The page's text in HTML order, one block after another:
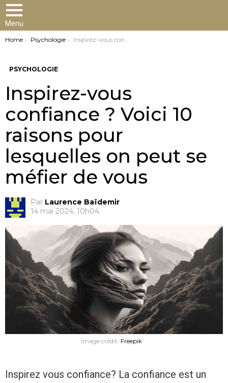
Menu
You are here:
Home Psychologie Inspirez-vous confiance ? Voici 10 raisons pour lesquelles on peut se méfier de vous
PSYCHOLOGIE
Inspirez-vous
confiance ? Voici 10
raisons pour
lesquelles on peut se
méfier de vous
Par Laurence Baïdemir
14 mai 2024, 10h04
Image crédit: Freepik
Inspirez vous confiance? La confiance est un